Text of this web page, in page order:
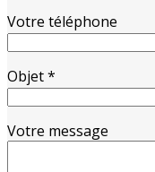
Votre téléphone
Objet *
Votre message